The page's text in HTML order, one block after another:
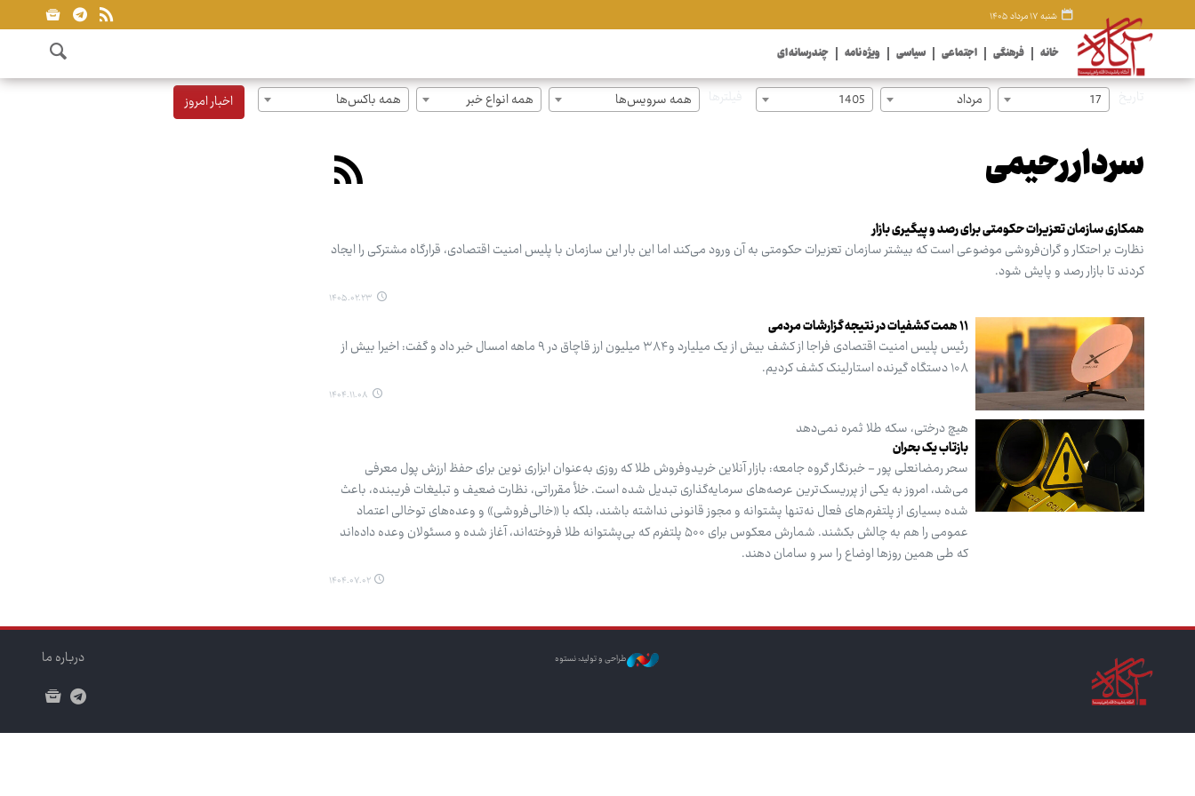
شنبه ۱۷ مرداد ۱۴۰۵
خانه فرهنگی اجتماعی سیاسی ویژه نامه چندرسانه ای
17 مرداد 1405 همه سرویس‌ها همه انواع خبر همه باکس‌ها اخبار امروز
سردار رحیمی
همکاری سازمان تعزیرات حکومتی برای رصد و پیگیری بازار
نظارت بر احتکار و گران‌فروشی موضوعی است که بیشتر سازمان تعزیرات حکومتی به آن ورود می‌کند اما این بار این سازمان با پلیس امنیت اقتصادی، قرارگاه مشترکی را ایجاد
کردند تا بازار رصد و پایش شود.
۱۴۰۵.۰۲.۲۳
۱۱ همت کشفیات در نتیجه گزارشات مردمی
رئیس پلیس امنیت اقتصادی فراجا از کشف بیش از یک میلیارد و ۳۸۴ میلیون ارز قاچاق در ۹ ماهه امسال خبر داد و گفت: اخیرا بیش از
۱۰۸ دستگاه گیرنده استارلینک کشف کردیم.
۱۴۰۴.۱۱.۰۸
هیچ درختی، سکه طلا ثمره نمی‌دهد
بازتاب یک بحران
سحر رمضانعلی پور - خبرنگار گروه جامعه: بازار آنلاین خریدوفروش طلا که روزی به‌عنوان ابزاری نوین برای حفظ ارزش پول معرفی
می‌شد، امروز به یکی از پرریسک‌ترین عرصه‌های سرمایه‌گذاری تبدیل شده است. خلأ مقرراتی، نظارت ضعیف و تبلیغات فریبنده، باعث
شده بسیاری از پلتفرم‌های فعال نه‌تنها پشتوانه و مجوز قانونی نداشته باشند، بلکه با «خالی‌فروشی» و وعده‌های توخالی اعتماد
عمومی را هم به چالش بکشند. شمارش معکوس برای ۵۰۰ پلتفرم که بی‌پشتوانه طلا فروخته‌اند، آغاز شده و مسئولان وعده داده‌اند
که طی همین روزها اوضاع را سر و سامان دهند.
۱۴۰۴.۰۷.۰۲
طراحی و تولید: نستوه درباره ما